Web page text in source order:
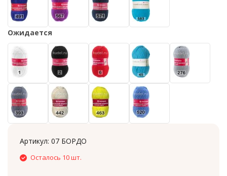
Ожидается
Артикул: 07 БОРДО
Осталось 10 шт.